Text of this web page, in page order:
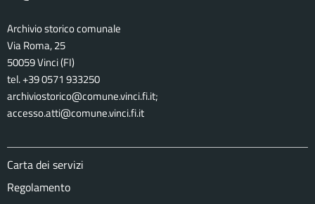
Archivio storico comunale
Via Roma, 25
50059 Vinci (FI)
tel. +39 0571 933250
archiviostorico@comune.vinci.fi.it;
accesso.atti@comune.vinci.fi.it
Carta dei servizi
Regolamento